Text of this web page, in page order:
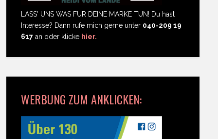
LASS' UNS WAS FÜR DEINE MARKE TUN! Du hast
Interesse? Dann rufe mich gerne unter 040-209 19
617 an oder klicke hier.
WERBUNG ZUM ANKLICKEN: